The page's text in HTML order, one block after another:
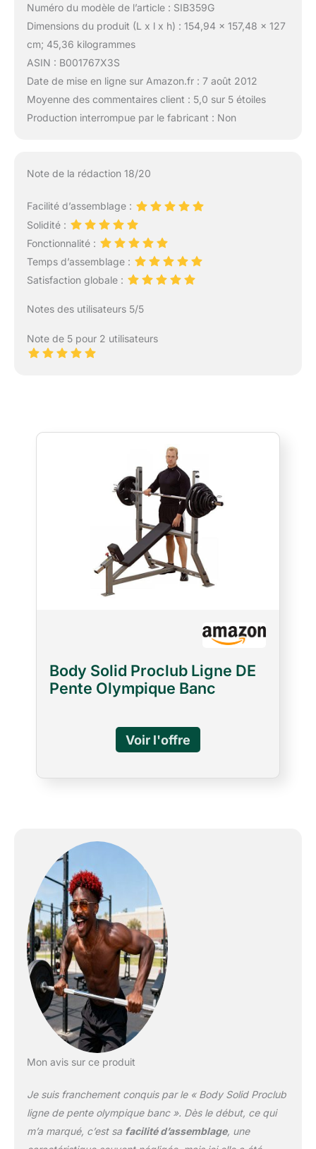
Numéro du modèle de l’article : SIB359G
Dimensions du produit (L x l x h) : 154,94 x 157,48 x 127
cm; 45,36 kilogrammes
ASIN : B001767X3S
Date de mise en ligne sur Amazon.fr : 7 août 2012
Moyenne des commentaires client : 5,0 sur 5 étoiles
Production interrompue par le fabricant : Non
Note de la rédaction 18/20
Facilité d’assemblage :
Solidité :
Fonctionnalité :
Temps d’assemblage :
Satisfaction globale :
Notes des utilisateurs 5/5
Note de 5 pour 2 utilisateurs
Body Solid Proclub Ligne DE
Pente Olympique Banc
Mon avis sur ce produit
Je suis franchement conquis par le « Body Solid Proclub
ligne de pente olympique banc ». Dès le début, ce qui
m’a marqué, c’est sa facilité d’assemblage, une